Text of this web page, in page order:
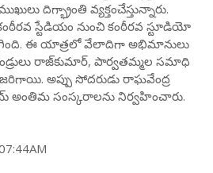
దిగ్భ్రాంతి వ్యక్తంచేస్తున్నారు.
స్టేడియం నుంచి కంఠీరవ స్టూడియో
ఈ యాత్రలో వేలాదిగా అభిమానులు
రాజ్‌కుమార్, పార్వతమ్మల సమాధి
అప్పు సోదరుడు రాఘవేంద్ర
అంతిమ సంస్కరాలను నిర్వహించారు.